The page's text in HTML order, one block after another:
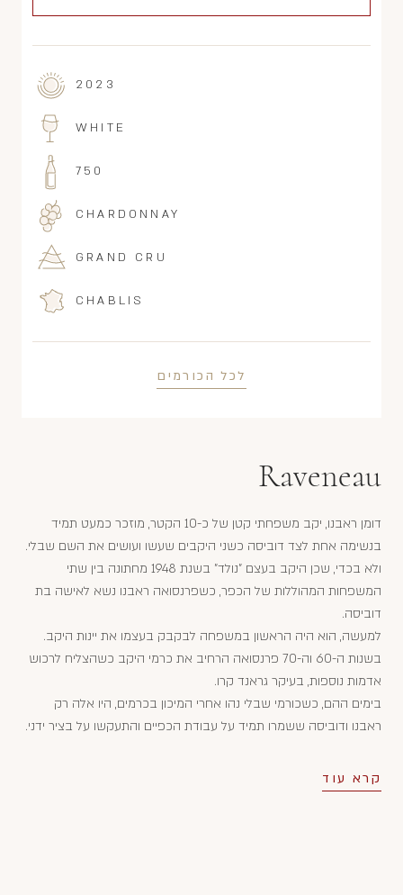
2023
WHITE
750
CHARDONNAY
GRAND CRU
CHABLIS
לכל הכורמים
Raveneau
דומן ראבנו, יקב משפחתי קטן של כ-10 הקטר, מוזכר כמעט תמיד
בנשימה אחת לצד דוביסה כשני היקבים שעשו ועושים את השם שבלי.
ולא בכדי, שכן היקב בעצם "נולד" בשנת 1948 מחתונה בין שתי
המשפחות המהוללות של הכפר, כשפרנסואה ראבנו נשא לאישה בת
דוביסה.
למעשה, הוא היה הראשון במשפחה לבקבק בעצמו את יינות היקב.
בשנות ה-60 וה-70 פרנסואה הרחיב את כרמי היקב כשהצליח לרכוש
אדמות נוספות, בעיקר גראנד קרו.
בימים ההם, כשכורמי שבלי נהו אחרי המיכון בכרמים, היו אלה רק
ראבנו ודוביסה ששמרו תמיד על עבודת הכפיים והתעקשו על בציר ידני.
קרא עוד